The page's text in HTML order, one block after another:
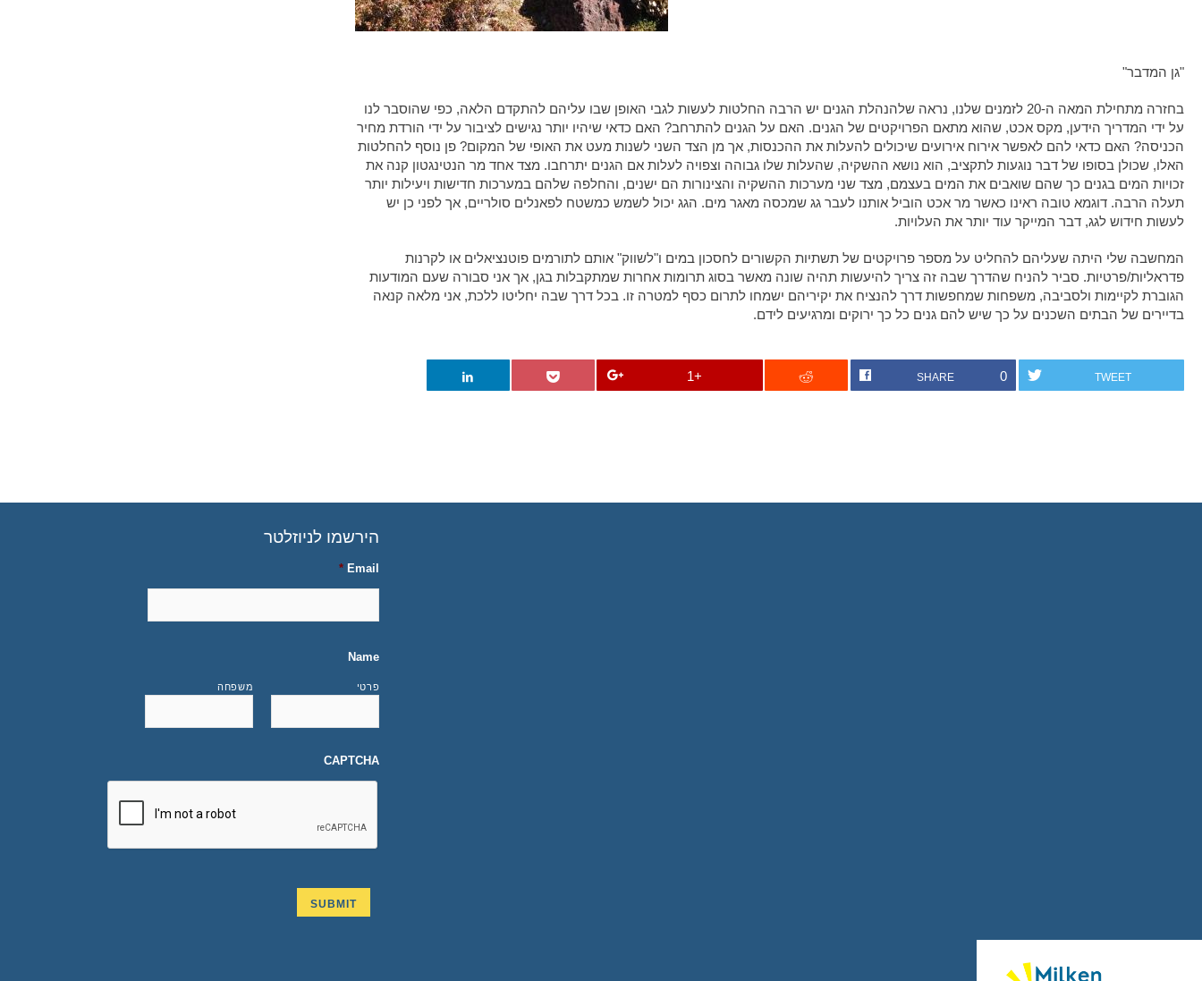
"גן המדבר"
בחזרה מתחילת המאה ה-20 לזמנים שלנו, נראה שלהנהלת הגנים יש הרבה החלטות לעשות לגבי האופן שבו עליהם להתקדם הלאה, כפי שהוסבר לנו
על ידי המדריך הידען, מקס אכט, שהוא מתאם הפרויקטים של הגנים. האם על הגנים להתרחב? האם כדאי שיהיו יותר נגישים לציבור על ידי הורדת מחיר
הכניסה? האם כדאי להם לאפשר אירוח אירועים שיכולים להעלות את ההכנסות, אך מן הצד השני לשנות מעט את האופי של המקום? פן נוסף להחלטות
האלו, שכולן בסופו של דבר נוגעות לתקציב, הוא נושא ההשקיה, שהעלות שלו גבוהה וצפויה לעלות אם הגנים יתרחבו. מצד אחד מר הנטינגטון קנה את
זכויות המים בגנים כך שהם שואבים את המים בעצמם, מצד שני מערכות ההשקיה והצינורות הם ישנים, והחלפה שלהם במערכות חדישות ויעילות יותר
תעלה הרבה. דוגמא טובה ראינו כאשר מר אכט הוביל אותנו לעבר גג שמכסה מאגר מים. הגג יכול לשמש כמשטח לפאנלים סולריים, אך לפני כן יש
לעשות חידוש לגג, דבר המייקר עוד יותר את העלויות.
המחשבה שלי היתה שעליהם להחליט על מספר פרויקטים של תשתיות הקשורים לחסכון במים ו"לשווק" אותם לתורמים פוטנציאלים או לקרנות
פדראליות/פרטיות. סביר להניח שהדרך שבה זה צריך להיעשות תהיה שונה מאשר בסוג תרומות אחרות שמתקבלות בגן, אך אני סבורה שעם המודעות
הגוברת לקיימות ולסביבה, משפחות שמחפשות דרך להנציח את יקיריהם ישמחו לתרום כסף למטרה זו. בכל דרך שבה יחליטו ללכת, אני מלאה קנאה
בדיירים של הבתים השכנים על כך שיש להם גנים כל כך ירוקים ומרגיעים לידם.
TWEET
SHARE 0
+1
הירשמו לניוזלטר
Email
*
Name
פרטי משפחה
CAPTCHA